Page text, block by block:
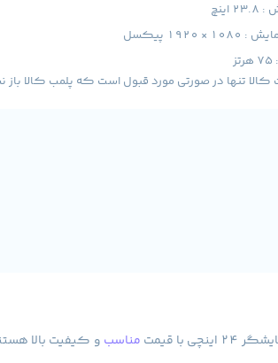
پیکسل
تنها در صورتی مورد قبول است که پلمب کالا باز
مناسب